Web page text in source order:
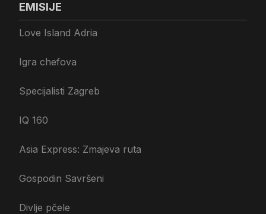
EMISIJE
Love Island Adria
Igra chefova
Specijalisti Zagreb
IQ 160
Asia Express: Zmajeva ruta
Gospodin Savršeni
Divlje pčele